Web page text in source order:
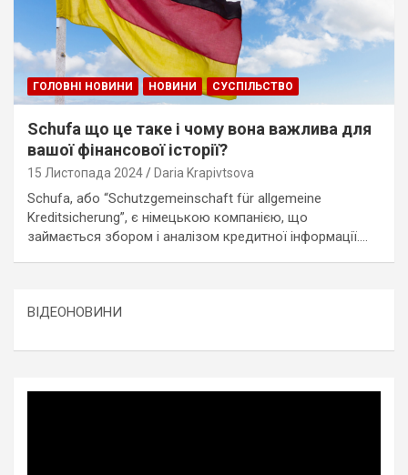
ГОЛОВНІ НОВИНИ НОВИНИ СУСПІЛЬСТВО
Schufa що це таке і чому вона важлива для
вашої фінансової історії?
15 Листопада 2024 Daria Krapivtsova
Schufa, або “Schutzgemeinschaft für allgemeine
Kreditsicherung”, є німецькою компанією, що
займається збором і аналізом кредитної інформації.…
ВІДЕОНОВИНИ